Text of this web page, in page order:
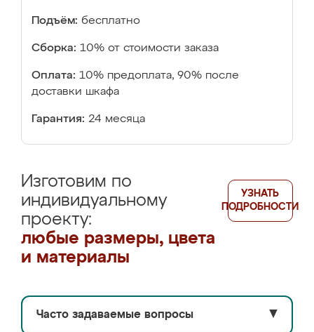
Подъём: бесплатно
Сборка: 10% от стоимости заказа
Оплата: 10% предоплата, 90% после
доставки шкафа
Гарантия: 24 месяца
Изготовим по
индивидуальному
проекту:
любые размеры, цвета
и материалы
УЗНАТЬ
ПОДРОБНОСТИ
Часто задаваемые вопросы ▼